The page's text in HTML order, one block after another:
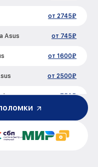
от 2745₽
Asus от 745₽
от 1600₽
от 2500₽
Asus от 750₽
от 1260₽